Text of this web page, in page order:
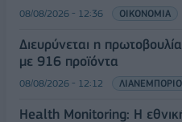
08/08/2026 - 12:36 ΟΙΚΟΝΟΜΙΑ
Διευρύνεται η
με 916 προϊόντα
08/08/2026 - 12:12 ΛΙΑΝΕΜΠΟΡΙΟ
Health Monitoring: Η